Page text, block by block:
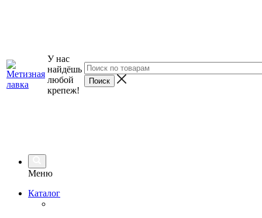
У нас
найдёшь
любой
крепеж!
Меню
Каталог